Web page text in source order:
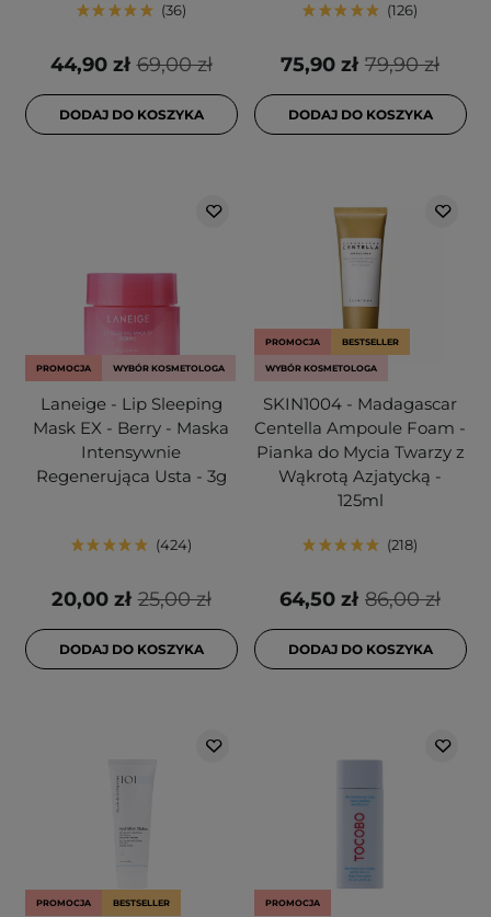
36
69,00 zł
44,90 zł
DODAJ DO KOSZYKA
126
79,90 zł
75,90 zł
DODAJ DO KOSZYKA
PROMOCJA WYBÓR KOSMETOLOGA
Laneige - Lip Sleeping
Mask EX - Berry - Maska
Intensywnie
Regenerująca Usta - 3g
424
25,00 zł
20,00 zł
DODAJ DO KOSZYKA
PROMOCJA BESTSELLER
WYBÓR KOSMETOLOGA
SKIN1004 - Madagascar
Centella Ampoule Foam -
Pianka do Mycia Twarzy z
Wąkrotą Azjatycką -
125ml
218
86,00 zł
64,50 zł
DODAJ DO KOSZYKA
PROMOCJA BESTSELLER PROMOCJA